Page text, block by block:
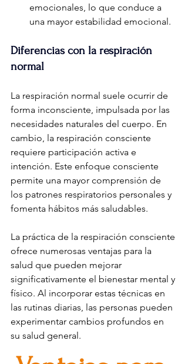
emocionales, lo que conduce a
una mayor estabilidad emocional.
Diferencias con la respiración
normal
La respiración normal suele ocurrir de
forma inconsciente, impulsada por las
necesidades naturales del cuerpo. En
cambio, la respiración consciente
requiere participación activa e
intención. Este enfoque consciente
permite una mayor comprensión de
los patrones respiratorios personales y
fomenta hábitos más saludables.
La práctica de la respiración consciente
ofrece numerosas ventajas para la
salud que pueden mejorar
significativamente el bienestar mental y
físico. Al incorporar estas técnicas en
las rutinas diarias, las personas pueden
experimentar cambios profundos en
su salud general.